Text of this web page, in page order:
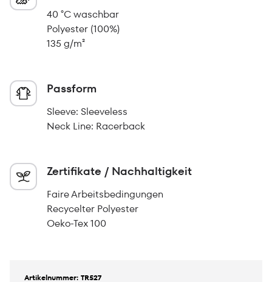
40 °C waschbar
Polyester (100%)
135 g/m²
Passform
Sleeve: Sleeveless
Neck Line: Racerback
Zertifikate / Nachhaltigkeit
Faire Arbeitsbedingungen
Recycelter Polyester
Oeko-Tex 100
Artikelnummer: TR527